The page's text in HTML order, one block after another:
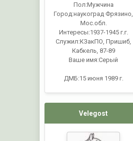
Пол:Мужчина
Город:наукоград Фрязино,
Мос.обл.
Интересы:1937-1945 г.г.
Служил:КЗакПО, Пришиб,
Кабкель, 87-89
Ваше имя:Серый
ДМБ:15 июня 1989 г.
Velegost